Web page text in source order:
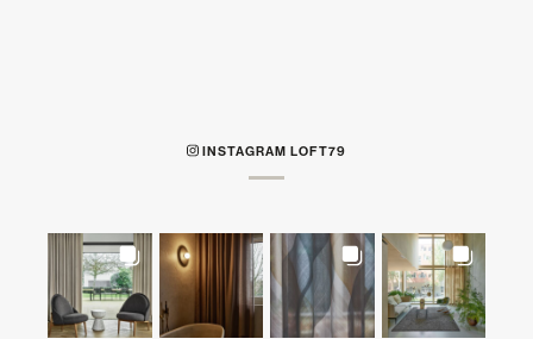
INSTAGRAM LOFT79